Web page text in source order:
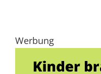
Werbung